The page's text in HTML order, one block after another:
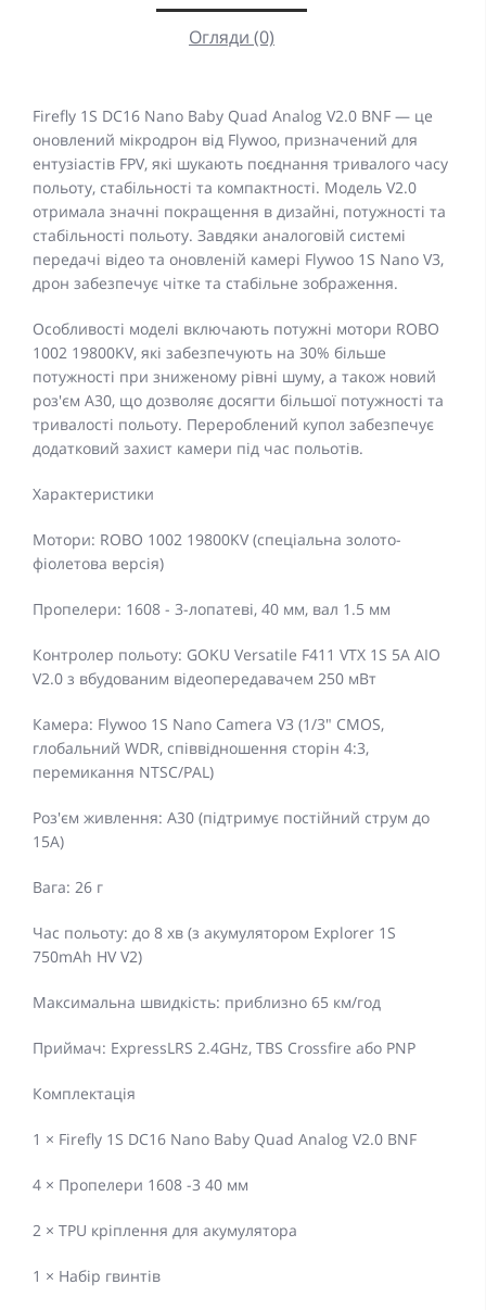
Огляди (0)
Firefly 1S DC16 Nano Baby Quad Analog V2.0 BNF — це
оновлений мікродрон від Flywoo, призначений для
ентузіастів FPV, які шукають поєднання тривалого часу
польоту, стабільності та компактності. Модель V2.0
отримала значні покращення в дизайні, потужності та
стабільності польоту. Завдяки аналоговій системі
передачі відео та оновленій камері Flywoo 1S Nano V3,
дрон забезпечує чітке та стабільне зображення.
Особливості моделі включають потужні мотори ROBO
1002 19800KV, які забезпечують на 30% більше
потужності при зниженому рівні шуму, а також новий
роз'єм A30, що дозволяє досягти більшої потужності та
тривалості польоту. Перероблений купол забезпечує
додатковий захист камери під час польотів.
Характеристики
Мотори: ROBO 1002 19800KV (спеціальна золото-
фіолетова версія)
Пропелери: 1608 - 3-лопатеві, 40 мм, вал 1.5 мм
Контролер польоту: GOKU Versatile F411 VTX 1S 5A AIO
V2.0 з вбудованим відеопередавачем 250 мВт
Камера: Flywoo 1S Nano Camera V3 (1/3" CMOS,
глобальний WDR, співвідношення сторін 4:3,
перемикання NTSC/PAL)
Роз'єм живлення: A30 (підтримує постійний струм до
15A)
Вага: 26 г
Час польоту: до 8 хв (з акумулятором Explorer 1S
750mAh HV V2)
Максимальна швидкість: приблизно 65 км/год
Приймач: ExpressLRS 2.4GHz, TBS Crossfire або PNP
Комплектація
1 × Firefly 1S DC16 Nano Baby Quad Analog V2.0 BNF
4 × Пропелери 1608 -3 40 мм
2 × TPU кріплення для акумулятора
1 × Набір гвинтів